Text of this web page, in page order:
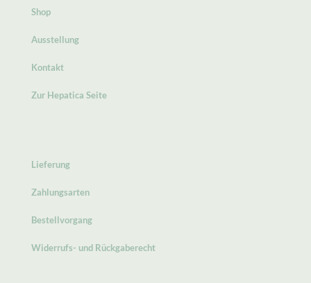
Shop
Ausstellung
Kontakt
Zur Hepatica Seite
Lieferung
Zahlungsarten
Bestellvorgang
Widerrufs- und Rückgaberecht